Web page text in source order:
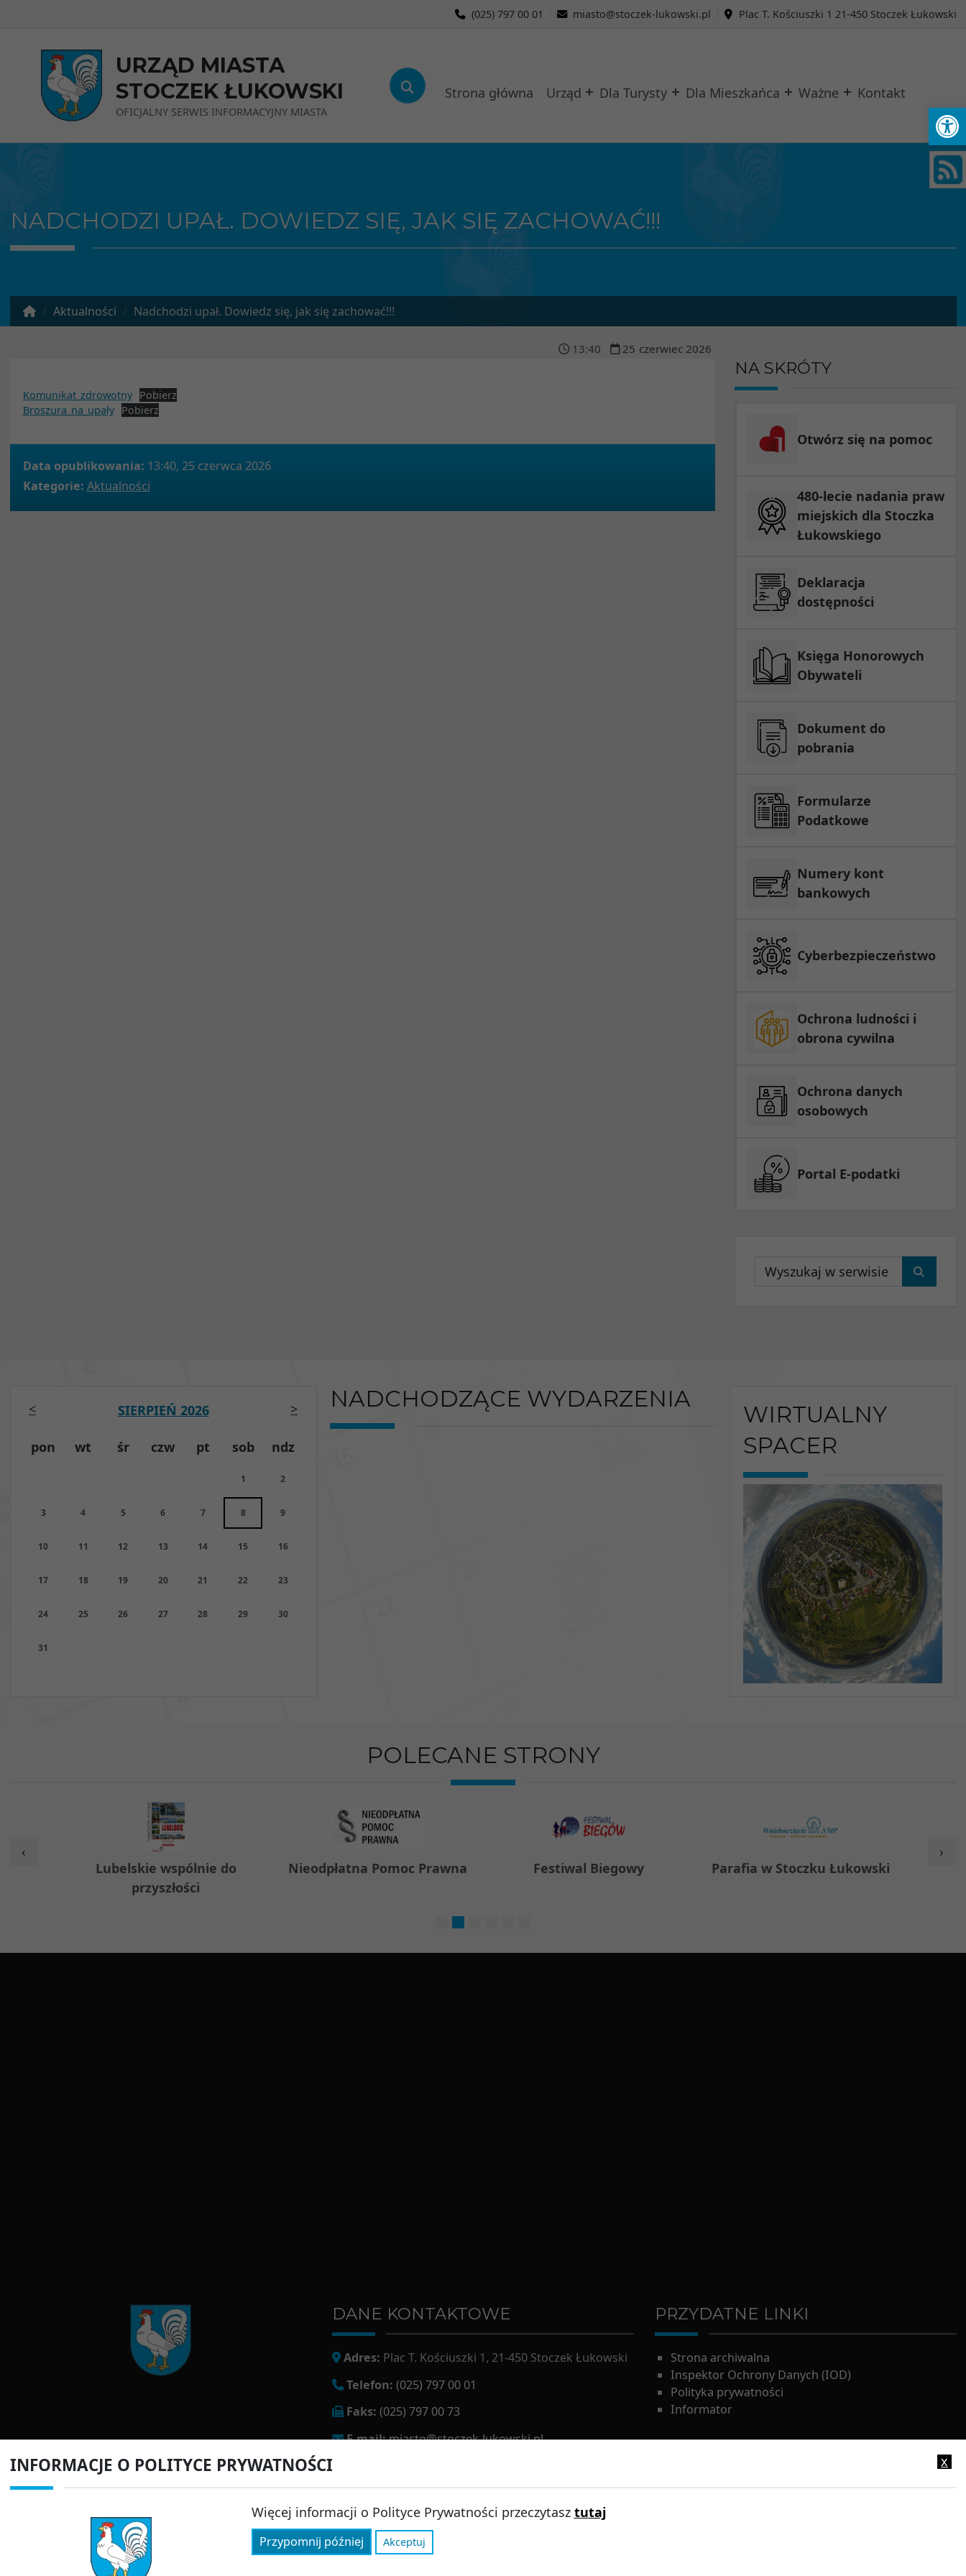
(025) 797 00 01 miasto@stoczek-lukowski.pl Plac T. Kościuszki 1 21-450 Stoczek Łukowski
URZĄD MIASTA
STOCZEK ŁUKOWSKI
OFICJALNY SERWIS INFORMACYJNY MIASTA
Strona główna Urząd Dla Turysty Dla Mieszkańca Ważne Kontakt
NADCHODZI UPAŁ. DOWIEDZ SIĘ, JAK SIĘ ZACHOWAĆ!!!
Aktualności Nadchodzi upał. Dowiedz się, jak się zachować!!!
13:40 25 czerwiec 2026
Komunikat_zdrowotny
Pobierz
Broszura_na_upały
Pobierz
Data opublikowania: 13:40, 25 czerwca 2026
Kategorie: Aktualności
NA SKRÓTY
Otwórz się na pomoc
480-lecie nadania praw
miejskich dla Stoczka
Łukowskiego
Deklaracja
dostępności
Księga Honorowych
Obywateli
Dokument do
pobrania
Formularze
Podatkowe
Numery kont
bankowych
Cyberbezpieczeństwo
Ochrona ludności i
obrona cywilna
Ochrona danych
osobowych
Portal E-podatki
Wyszukaj
SIERPIEŃ 2026
pon wt śr czw pt sob ndz
1 2
3 4 5 6 7 8 9
10 11 12 13 14 15 16
17 18 19 20 21 22 23
24 25 26 27 28 29 30
31
< > NADCHODZĄCE WYDARZENIA
WIRTUALNY
SPACER
POLECANE STRONY
Lubelskie wspólnie do
przyszłości
Nieodpłatna Pomoc Prawna Festiwal Biegowy Parafia w Stoczku Łukowski
‹ ›
DANE KONTAKTOWE
Adres: Plac T. Kościuszki 1, 21-450 Stoczek Łukowski
Telefon: (025) 797 00 01
Faks: (025) 797 00 73
E-mail:miasto@stoczek-lukowski.pl
PRZYDATNE LINKI
Strona archiwalna
Inspektor Ochrony Danych (IOD)
Polityka prywatności
Informator
x
INFORMACJE O POLITYCE PRYWATNOŚCI
Więcej informacji o Polityce Prywatności przeczytasz tutaj
Przypomnij później Akceptuj